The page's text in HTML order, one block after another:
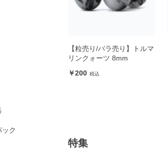
ク
【粒売り/バラ売り】トルマ
リンクォーツ 8mm
200
特集